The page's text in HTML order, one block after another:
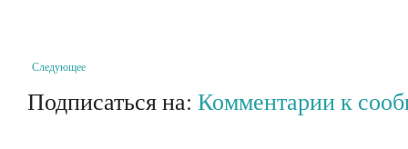
Следующее
Подписаться на: Комментарии к